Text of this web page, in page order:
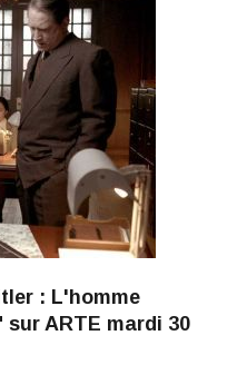
: L'homme
ARTE mardi 30